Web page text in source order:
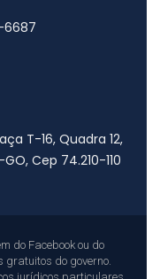
6687
T-16, Quadra 12,
Cep 74.210-110
do Facebook ou do
gratuitos do governo.